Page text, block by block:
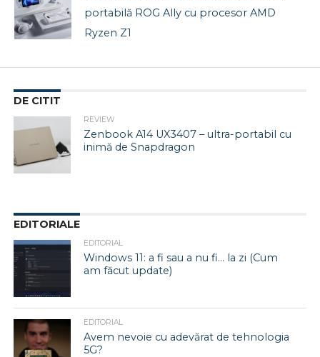
portabilă ROG Ally cu procesor AMD
Ryzen Z1
DE CITIT
REVIEW
Zenbook A14 UX3407 – ultra-portabil cu
inimă de Snapdragon
EDITORIALE
EDITORIAL
Windows 11: a fi sau a nu fi… la zi (Cum
am făcut update)
EDITORIAL
Avem nevoie cu adevărat de tehnologia
5G?